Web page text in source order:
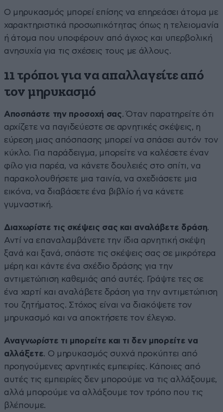
Ο μηρυκασμός μπορεί επίσης να επηρεάσει άτομα με
χαρακτηριστικά προσωπικότητας όπως η τελειομανία
ή άτομα που υποφέρουν από άγχος και υπερβολική
ανησυχία για τις σχέσεις τους με άλλους.
11 τρόποι για να απαλλαγείτε από
τον μηρυκασμό
Αποσπάστε την προσοχή σας. Όταν παρατηρείτε ότι
αρχίζετε να παγιδεύεστε σε αρνητικές σκέψεις, η
εύρεση μιας απόσπασης μπορεί να σπάσει αυτόν τον
κύκλο. Για παράδειγμα, μπορείτε να καλέσετε έναν
φίλο για παρέα, να κάνετε δουλειές στο σπίτι, να
παρακολουθήσετε μια ταινία, να σχεδιάσετε μια
εικόνα, να διαβάσετε ένα βιβλίο ή να κάνετε
γυμναστική.
Διαχωρίστε τις σκέψεις σας και αναλάβετε δράση.
Αντί να επαναλαμβάνετε την ίδια αρνητική σκέψη
ξανά και ξανά, σπάστε τις σκέψεις σας σε μικρότερα
μέρη και κάντε ένα σχέδιο δράσης για την
αντιμετώπιση καθεμιάς από αυτές. Γράψτε τες σε
ένα χαρτί και αναλάβετε δράση για την αντιμετώπιση
του ζητήματος. Στόχος είναι να διακόψετε τον
μηρυκασμό και να αποκτήσετε τον έλεγχο.
Αναγνωρίστε τι μπορείτε και τι δεν μπορείτε να
αλλάξετε. Ο μηρυκασμός συχνά προκύπτει από
προηγούμενες αρνητικές εμπειρίες. Κάποιες από
αυτές τις εμπειρίες δεν μπορούμε να τις αλλάξουμε,
αλλά μπορούμε να αλλάξουμε τον τρόπο που τις
βλέπουμε.